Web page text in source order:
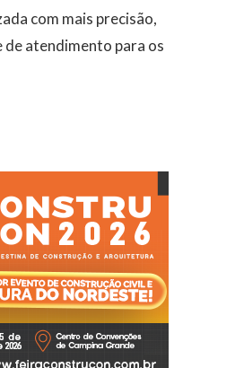
com mais precisão,
de atendimento para os